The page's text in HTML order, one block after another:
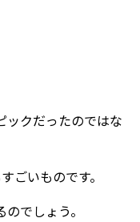
ックだったのではな
ごいものです。
でしょう。